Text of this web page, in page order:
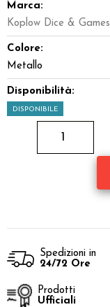
Marca:
Koplow Dice & Games
Colore:
Metallo
Disponibilità:
DISPONIBILE
Spedizioni in
24/72 Ore
Prodotti
Ufficiali